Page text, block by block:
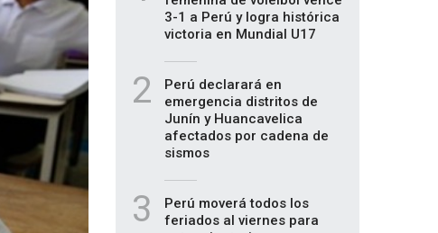
3-1 a Perú y logra histórica
victoria en Mundial U17
2
Perú declarará en
emergencia distritos de
Junín y Huancavelica
afectados por cadena de
sismos
3
Perú moverá todos los
feriados al viernes para